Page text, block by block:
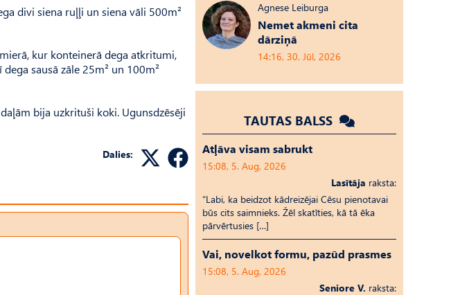
divi siena ruļļi un siena vāli 500m²
kur konteinerā dega atkritumi,
sausā zāle 25m² un 100m²
bija uzkrituši koki. Ugunsdzēsēji
Dalies:
Agnese Leiburga
Nemet akmeni cita
dārziņā
14:16, 30. Jūl, 2026
TAUTAS BALSS
Atļāva visam sabrukt
15:08, 5. Aug, 2026
Lasītāja raksta:
“Labi, ka beidzot kādreizējai Cēsu pienotavai
būs cits saimnieks. Žēl skatīties, kā tā ēka
pārvērtusies […]
Vai, novelkot formu, pazūd prasmes
15:08, 5. Aug, 2026
Seniore V. raksta: